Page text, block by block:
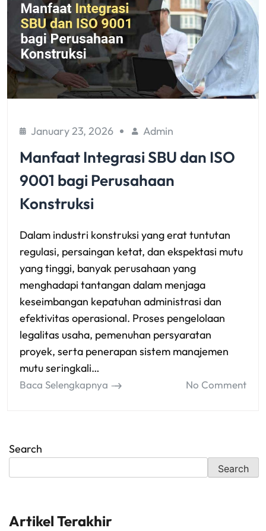
January 23, 2026 Admin
Manfaat Integrasi SBU dan ISO
9001 bagi Perusahaan
Konstruksi
Dalam industri konstruksi yang erat tuntutan
regulasi, persaingan ketat, dan ekspektasi mutu
yang tinggi, banyak perusahaan yang
menghadapi tantangan dalam menjaga
keseimbangan kepatuhan administrasi dan
efektivitas operasional. Proses pengelolaan
legalitas usaha, pemenuhan persyaratan
proyek, serta penerapan sistem manajemen
mutu seringkali…
Baca Selengkapnya No Comment
Search
Search
Artikel Terakhir